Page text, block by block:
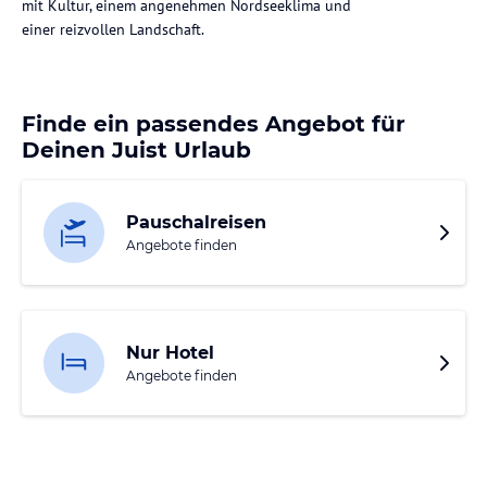
mit Kultur, einem angenehmen Nordseeklima und
einer reizvollen Landschaft.
Finde ein passendes Angebot für
Deinen Juist Urlaub
Pauschalreisen
Angebote finden
Nur Hotel
Angebote finden